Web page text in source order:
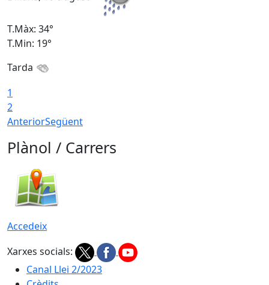
T.Màx: 34°
T.Min: 19°
Tarda
1
2
AnteriorSegüent
Plànol / Carrers
Accedeix
Xarxes socials:
Canal Llei 2/2023